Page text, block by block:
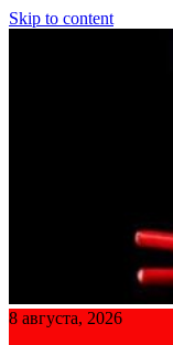
Skip to content
8 августа, 2026